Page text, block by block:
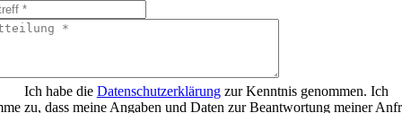
Ich habe die Datenschutzerklärungzur Kenntnis genommen. Ich
zu, dass meine Angaben und Daten zur Beantwortung meiner